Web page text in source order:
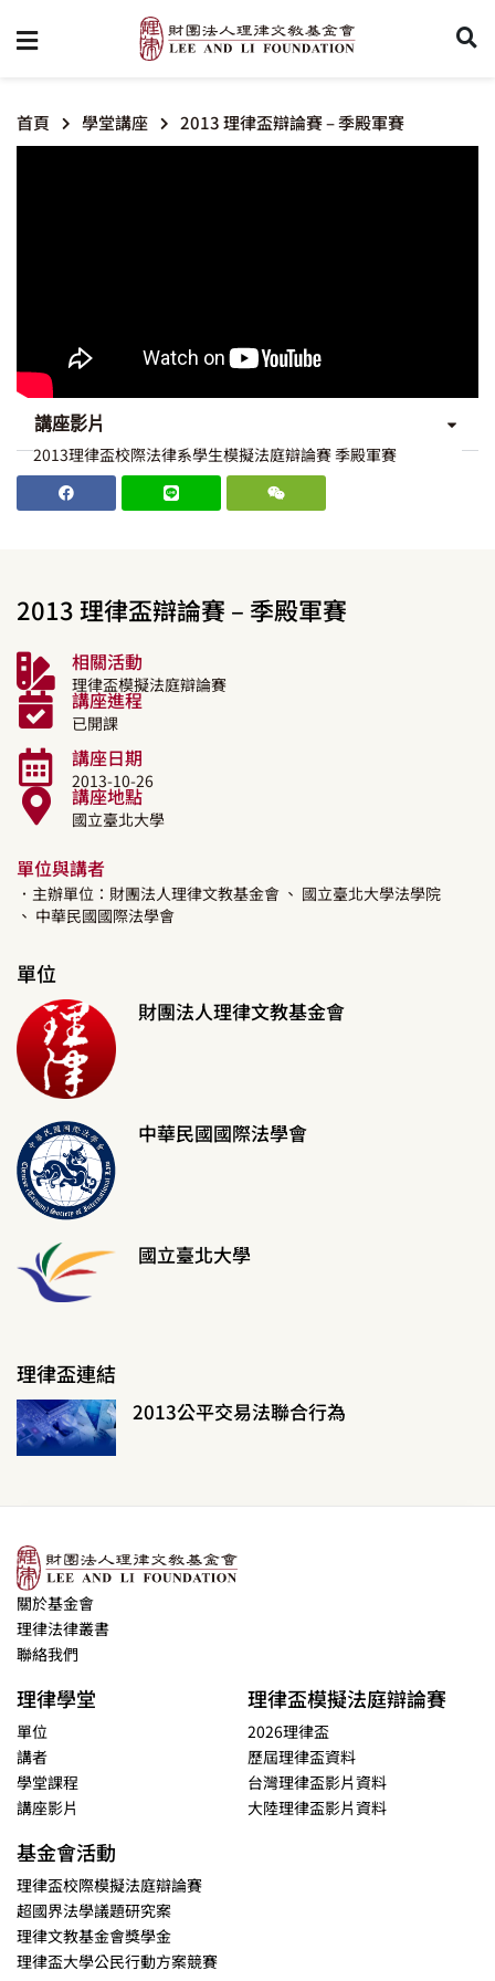
首頁 學堂講座 2013 理律盃辯論賽 – 季殿軍賽
講座影片
2013理律盃校際法律系學生模擬法庭辯論賽 季殿軍賽
2013 理律盃辯論賽 – 季殿軍賽
相關活動
理律盃模擬法庭辯論賽
講座進程
已開課
講座日期
2013-10-26
講座地點
國立臺北大學
單位與講者
．主辦單位：財團法人理律文教基金會 、 國立臺北大學法學院
、 中華民國國際法學會
單位
財團法人理律文教基金會
中華民國國際法學會
國立臺北大學
理律盃連結
2013公平交易法聯合行為
關於基金會
理律法律叢書
聯絡我們
理律學堂
單位
講者
學堂課程
講座影片
理律盃模擬法庭辯論賽
2026理律盃
歷屆理律盃資料
台灣理律盃影片資料
大陸理律盃影片資料
基金會活動
理律盃校際模擬法庭辯論賽
超國界法學議題研究案
理律文教基金會獎學金
理律盃大學公民行動方案競賽